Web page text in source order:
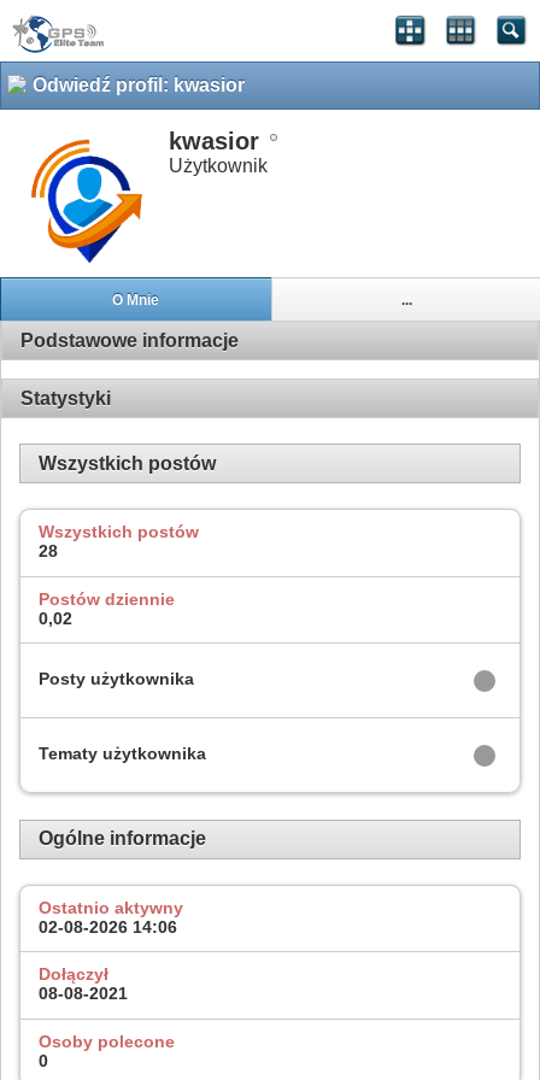
Odwiedź profil: kwasior
kwasior
Użytkownik
O Mnie ...
Podstawowe informacje
Statystyki
Wszystkich postów
Wszystkich postów
28
Postów dziennie
0,02
Posty użytkownika
Tematy użytkownika
Ogólne informacje
Ostatnio aktywny
02-08-2026 14:06
Dołączył
08-08-2021
Osoby polecone
0